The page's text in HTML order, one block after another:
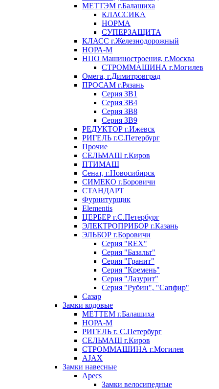
МЕТТЭМ г.Балашиха
КЛАССИКА
НОРМА
СУПЕРЗАЩИТА
КЛАСС г.Железнодорожный
НОРА-М
НПО Машиностроения, г.Москва
СТРОММАШИНА г.Могилев
Омега, г.Димитровград
ПРОСАМ г.Рязань
Серия ЗВ1
Серия ЗВ4
Серия ЗВ8
Серия ЗВ9
РЕДУКТОР г.Ижевск
РИГЕЛЬ г.С.Петербург
Прочие
СЕЛЬМАШ г.Киров
ПТИМАШ
Сенат, г.Новосибирск
СИМЕКО г.Боровичи
СТАНДАРТ
Фурнитурщик
Elementis
ЦЕРБЕР г.С.Петербург
ЭЛЕКТРОПРИБОР г.Казань
ЭЛЬБОР г.Боровичи
Серия "REX"
Серия "Базальт"
Серия "Гранит"
Серия "Кремень"
Серия "Лазурит"
Серия "Рубин", "Сапфир"
Сазар
Замки кодовые
МЕТТЕМ г.Балашиха
НОРА-М
РИГЕЛЬ г. С.Петербург
СЕЛЬМАШ г.Киров
СТРОММАШИНА г.Могилев
AJAX
Замки навесные
Apecs
Замки велосипедные